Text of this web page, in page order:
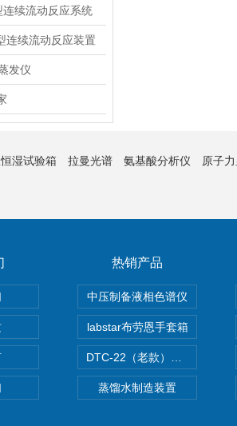
续流动反应系统
连续流动反应装置
发仪
湿试验箱 拉曼光谱 氨基酸分析仪 原子
热销产品
中压制备液相色谱仪
labstar布劳恩手套箱
蒸馏水制造装置